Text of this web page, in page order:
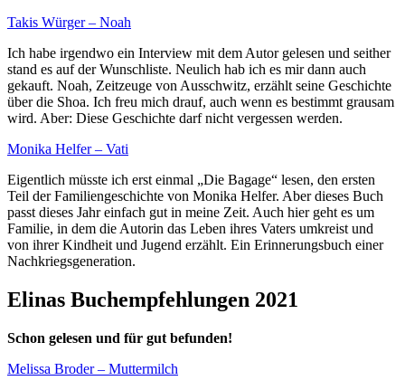
Takis Würger – Noah
Ich habe irgendwo ein Interview mit dem Autor gelesen und seither
stand es auf der Wunschliste. Neulich hab ich es mir dann auch
gekauft. Noah, Zeitzeuge von Ausschwitz, erzählt seine Geschichte
über die Shoa. Ich freu mich drauf, auch wenn es bestimmt grausam
wird. Aber: Diese Geschichte darf nicht vergessen werden.
Monika Helfer – Vati
Eigentlich müsste ich erst einmal „Die Bagage“ lesen, den ersten
Teil der Familiengeschichte von Monika Helfer. Aber dieses Buch
passt dieses Jahr einfach gut in meine Zeit. Auch hier geht es um
Familie, in dem die Autorin das Leben ihres Vaters umkreist und
von ihrer Kindheit und Jugend erzählt. Ein Erinnerungsbuch einer
Nachkriegsgeneration.
Elinas Buchempfehlungen 2021
Schon gelesen und für gut befunden!
Melissa Broder – Muttermilch